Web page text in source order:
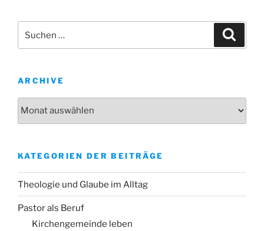
nach:
ARCHIVE
KATEGORIEN DER BEITRÄGE
Theologie und Glaube im Alltag
Pastor als Beruf
Kirchengemeinde leben